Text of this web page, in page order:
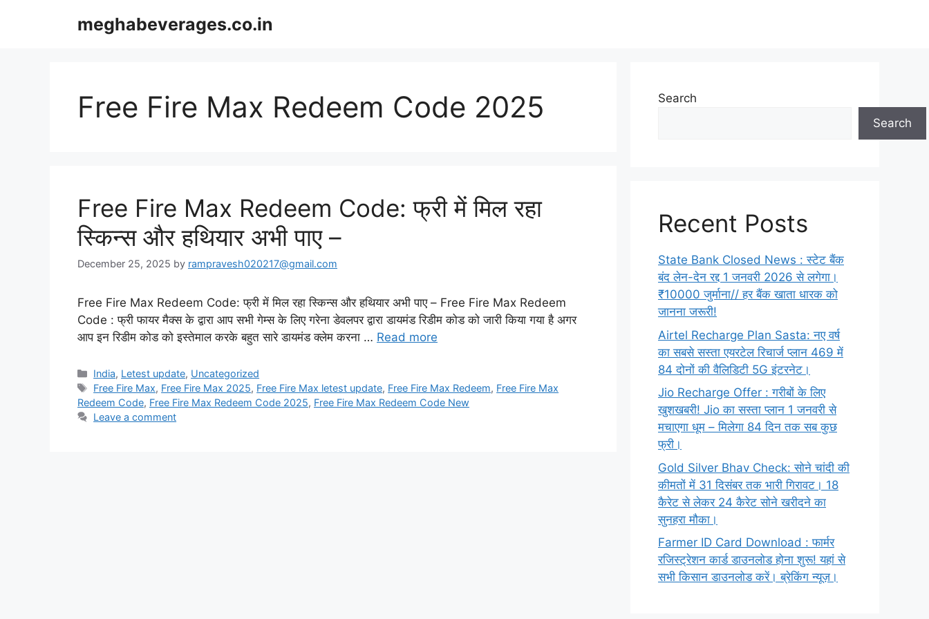
meghabeverages.co.in
Free Fire Max Redeem Code 2025
Free Fire Max Redeem Code: फ्री में मिल रहा
स्किन्स और हथियार अभी पाए –
December 25, 2025 by rampravesh020217@gmail.com
Free Fire Max Redeem Code: फ्री में मिल रहा स्किन्स और हथियार अभी पाए – Free Fire Max Redeem
Code : फ्री फायर मैक्स के द्वारा आप सभी गेम्स के लिए गरेना डेवलपर द्वारा डायमंड रिडीम कोड को जारी किया गया है अगर
आप इन रिडीम कोड को इस्तेमाल करके बहुत सारे डायमंड क्लेम करना … Read more
Categories
India, Letest update, Uncategorized
Tags
Free Fire Max, Free Fire Max 2025, Free Fire Max letest update, Free Fire Max Redeem, Free Fire Max
Redeem Code, Free Fire Max Redeem Code 2025, Free Fire Max Redeem Code New
Leave a comment
Search
Search
Recent Posts
State Bank Closed News : स्टेट बैंक
बंद लेन-देन रद्द 1 जनवरी 2026 से लगेगा।
₹10000 जुर्माना// हर बैंक खाता धारक को
जानना जरूरी!
Airtel Recharge Plan Sasta: नए वर्ष
का सबसे सस्ता एयरटेल रिचार्ज प्लान 469 में
84 दोनों की वैलिडिटी 5G इंटरनेट।
Jio Recharge Offer : गरीबों के लिए
खुशखबरी! Jio का सस्ता प्लान 1 जनवरी से
मचाएगा धूम – मिलेगा 84 दिन तक सब कुछ
फ्री।
Gold Silver Bhav Check: सोने चांदी की
कीमतों में 31 दिसंबर तक भारी गिरावट। 18
कैरेट से लेकर 24 कैरेट सोने खरीदने का
सुनहरा मौका।
Farmer ID Card Download : फार्मर
रजिस्ट्रेशन कार्ड डाउनलोड होना शुरू! यहां से
सभी किसान डाउनलोड करें। ब्रेकिंग न्यूज़।